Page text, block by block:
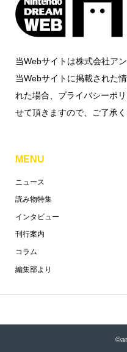
当Webサイトは株式会社ア
当Webサイトに掲載された
れた場合、プライバシーポ
せて頂きますので、ご了承く
MENU
ニュース
読み物特集
インタビュー
刊行案内
コラム
編集部より